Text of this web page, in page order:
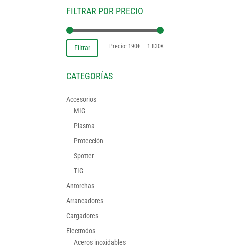
FILTRAR POR PRECIO
Precio
Precio
Filtrar Precio: 190€— 1.830€
CATEGORÍAS
Accesorios
MIG
Plasma
Protección
Spotter
TIG
Antorchas
Arrancadores
Cargadores
Electrodos
Aceros inoxidables